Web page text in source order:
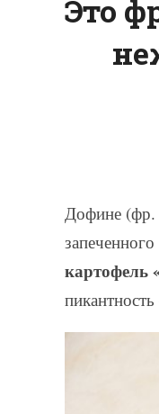
Это
Дофине (фр.
картофель